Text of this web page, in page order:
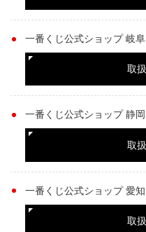
一番くじ公式ショップ 岐
取
一番くじ公式ショップ 静
取
一番くじ公式ショップ 愛
取